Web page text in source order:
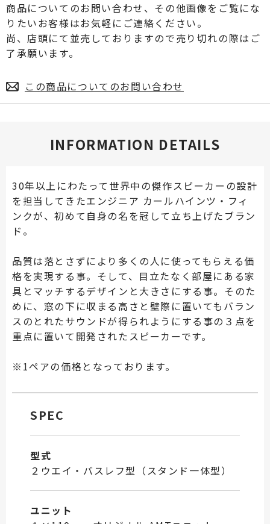
商品についてのお問い合わせ、その他画像をご覧にな
りたいお客様はお気軽にご連絡ください。
尚、店頭にて並売しておりますので売り切れの際はご
了承願います。
この商品についてのお問い合わせ
INFORMATION DETAILS
30年以上にわたって世界中の傑作スピーカーの設計
を担当してきたエンジニア カールハインツ・フィ
ンクが、初めて自身の名を冠して立ち上げたブラン
ド。
品質は落とさずにより多くの人に使ってもらえる価
格を実現する事。そして、目立たなく部屋にある家
具とマッチするデザインと大きさにする事。そのた
めに、窓の下に収まる高さと壁際に置いてもバラン
スのとれたサウンドが得られようにする事の３点を
重点に置いて開発されたスピーカーです。
※1ペアの価格となっております。
SPEC
型式
２ウエイ・バスレフ型（スタンド一体型）
ユニット